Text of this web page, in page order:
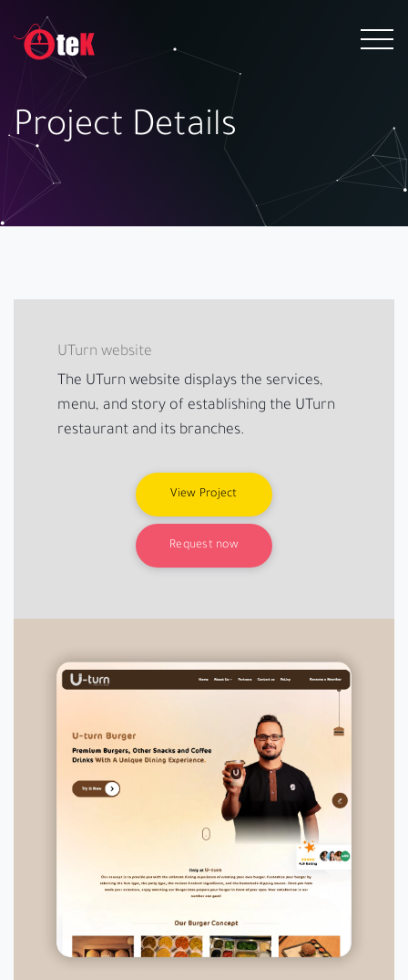
Project Details
UTurn website
The UTurn website displays the services,
menu, and story of establishing the UTurn
restaurant and its branches.
View Project
Request now